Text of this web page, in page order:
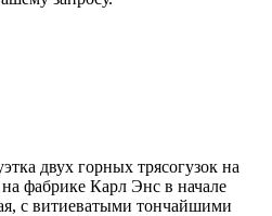
двух горных трясогузок на
фабрике Карл Энс в начале
с витиеватыми тончайшими